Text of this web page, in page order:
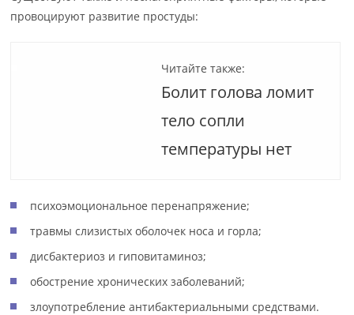
провоцируют развитие простуды:
Читайте также:
Болит голова ломит
тело сопли
температуры нет
психоэмоциональное перенапряжение;
травмы слизистых оболочек носа и горла;
дисбактериоз и гиповитаминоз;
обострение хронических заболеваний;
злоупотребление антибактериальными средствами.